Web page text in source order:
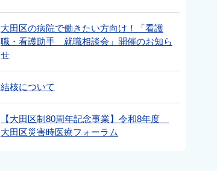
大田区の病院で働きたい方向け！「看護
職・看護助手 就職相談会」開催のお知ら
せ
結核について
【大田区制80周年記念事業】令和8年度
大田区災害時医療フォーラム